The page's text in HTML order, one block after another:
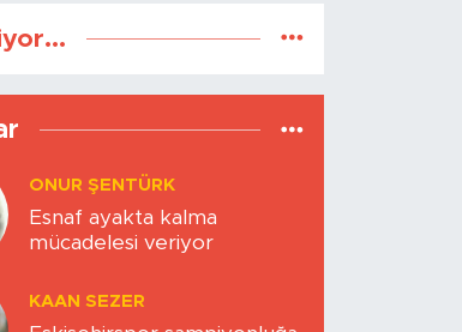
ONUR ŞENTÜRK
Esnaf ayakta kalma
mücadelesi veriyor
KAAN SEZER